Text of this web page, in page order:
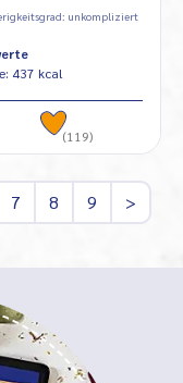
unkompliziert
437 kcal
(119)
7 8 9 >